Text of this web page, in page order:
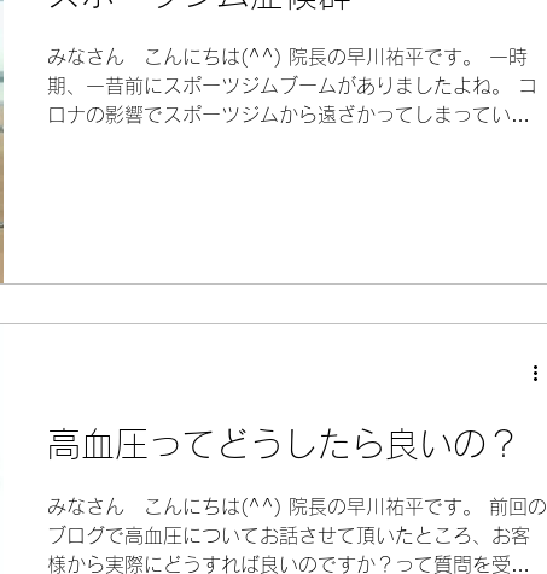
みなさん こんにちは(^^) 院長の早川祐平です。 一時
期、一昔前にスポーツジムブームがありましたよね。 コ
ロナの影響でスポーツジムから遠ざかってしまっていた
高血圧ってどうしたら良いの？
みなさん こんにちは(^^) 院長の早川祐平です。 前回の
ブログで高血圧についてお話させて頂いたところ、お客
様から実際にどうすれば良いのですか？って質問を受け